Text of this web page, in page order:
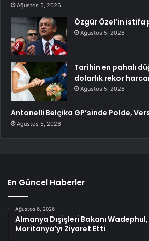
Ağustos 5, 2026
Özgür Özel’in istifa
Ağustos 5, 2026
Tarihin en pahalı
dolarlık rekor
Ağustos 5, 2026
Antonelli Belçika GP’sinde Polde,
Ağustos 5, 2026
En Güncel Haberler
Ağustos 6, 2026
Almanya Dışişleri Bakanı Wadephul,
Moritanya’yı Ziyaret Etti